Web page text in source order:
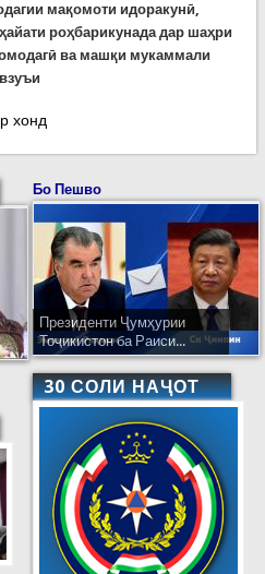
мақомоти идоракунӣ,
роҳбарикунада дар шаҳри
ва машқи мукаммали
мудофиаи гражданӣ дар
хонд
Бо Пешво
Президенти Ҷумҳурии
Тоҷикистон ба Раиси...
30 СОЛИ НАҶОТ